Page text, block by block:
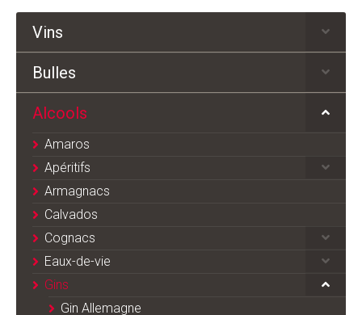
Vins
Bulles
Alcools
Amaros
Apéritifs
Armagnacs
Calvados
Cognacs
Eaux-de-vie
Gins
Gin Allemagne